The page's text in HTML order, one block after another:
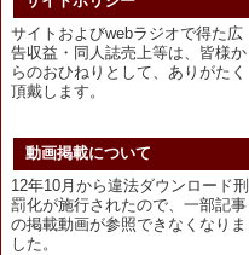
サイトおよびwebラジオで得た広
告収益・同人誌売上等は、皆様か
らのおひねりとして、ありがたく
頂戴します。
動画掲載について
12年10月から違法ダウンロード刑
罰化が施行されたので、一部記事
の掲載動画が参照できなくなりま
した。